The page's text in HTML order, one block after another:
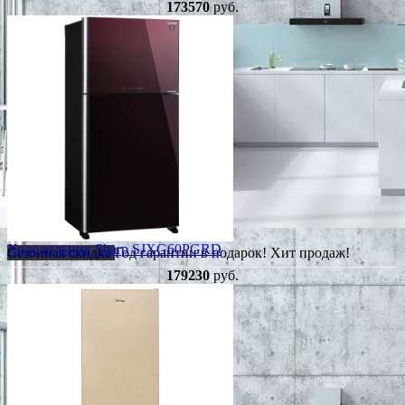
173570руб.
Сезонная скидкаГод гарантии в подарок!Хит продаж!
Холодильник Sharp SJXG60PGRD
179230 руб.